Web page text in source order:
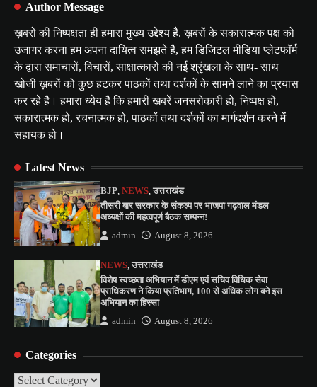
Author Message
ख़बरों की निष्पक्षता ही हमारा मुख्य उद्देश्य है. ख़बरों के सकारात्मक पक्ष को
उजागर करना हम अपना दायित्व समझते है, हम डिजिटल मीडिया प्लेटफॉर्म
के द्वारा समाचारों, विचारों, साक्षात्कारों की नई श्रृंखला के साथ- साथ
खोजी ख़बरों को कुछ हटकर पाठकों तथा दर्शकों के सामने लाने का प्रयास
कर रहे है। हमारा ध्येय है कि हमारी खबरें जनसरोकारी हो, निष्पक्ष हों,
सकारात्मक हो, रचनात्मक हो, पाठकों तथा दर्शकों का मार्गदर्शन करने में
सहायक हो।
Latest News
BJP,NEWS,उत्तराखंड
तीसरी बार सरकार के संकल्प पर भाजपा गढ़वाल मंडल
अध्यक्षों की महत्वपूर्ण बैठक सम्पन्न!
admin August 8, 2026
NEWS,उत्तराखंड
विशेष स्वच्छता अभियान में डीएम एवं सचिव विधिक सेवा
प्राधिकरण ने किया प्रतिभाग, 100 से अधिक लोग बने इस
अभियान का हिस्सा
admin August 8, 2026
Categories
Categories